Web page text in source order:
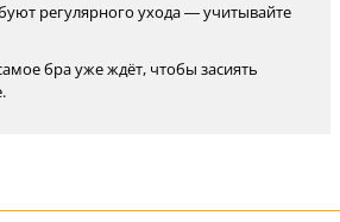
регулярного ухода — учитывайте
бра уже ждёт, чтобы засиять